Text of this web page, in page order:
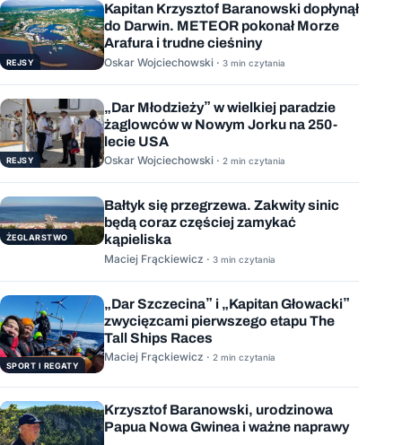
REJSY
Kapitan Krzysztof Baranowski dopłynął
do Darwin. METEOR pokonał Morze
Arafura i trudne cieśniny
Oskar Wojciechowski · 3 min czytania
REJSY
„Dar Młodzieży” w wielkiej paradzie
żaglowców w Nowym Jorku na 250-
lecie USA
Oskar Wojciechowski · 2 min czytania
ŻEGLARSTWO
Bałtyk się przegrzewa. Zakwity sinic
będą coraz częściej zamykać
kąpieliska
Maciej Frąckiewicz · 3 min czytania
SPORT I REGATY
„Dar Szczecina” i „Kapitan Głowacki”
zwycięzcami pierwszego etapu The
Tall Ships Races
Maciej Frąckiewicz · 2 min czytania
Krzysztof Baranowski, urodzinowa
Papua Nowa Gwinea i ważne naprawy